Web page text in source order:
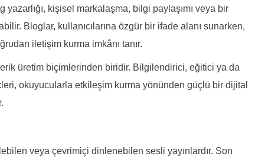
yazarlığı, kişisel markalaşma, bilgi paylaşımı veya bir
Bloglar, kullanıcılarına özgür bir ifade alanı sunarken,
iletişim kurma imkânı tanır.
üretim biçimlerinden biridir. Bilgilendirici, eğitici ya da
okuyucularla etkileşim kurma yönünden güçlü bir dijital
veya çevrimiçi dinlenebilen sesli yayınlardır. Son